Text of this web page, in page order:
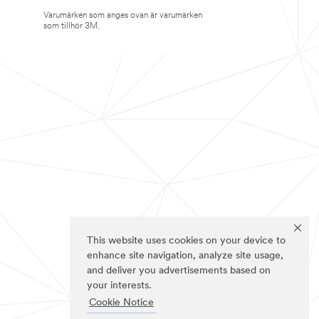
This website uses cookies on your device to
enhance site navigation, analyze site usage,
and deliver you advertisements based on
your interests.
Cookie Notice
Varumärken som anges ovan är varumärken
som tillhör 3M.